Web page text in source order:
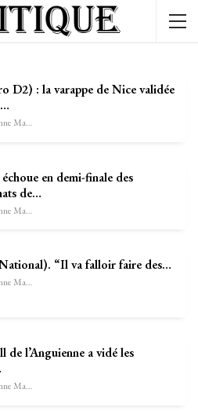
D2) : la varappe de Nice validée
Sébastien-Étienne Marechal
échoue en demi-finale des
de…
Sébastien-Étienne Marechal
“Il va falloir faire des…
Sébastien-Étienne Marechal
de l’Anguienne a vidé les
Sébastien-Étienne Marechal